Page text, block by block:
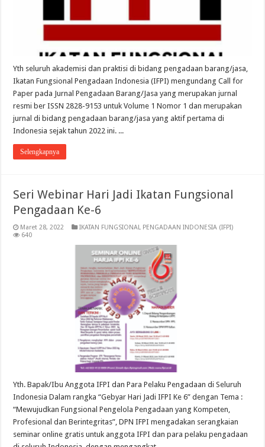
Yth seluruh akademisi dan praktisi di bidang pengadaan barang/jasa,
Ikatan Fungsional Pengadaan Indonesia (IFPI) mengundang Call for
Paper pada Jurnal Pengadaan Barang/Jasa yang merupakan jurnal
resmi ber ISSN 2828-9153 untuk Volume 1 Nomor 1 dan merupakan
jurnal di bidang pengadaan barang/jasa yang aktif pertama di
Indonesia sejak tahun 2022 ini. ...
Selengkapnya
Seri Webinar Hari Jadi Ikatan Fungsional
Pengadaan Ke-6
Maret 28, 2022
IKATAN FUNGSIONAL PENGADAAN INDONESIA (IFPI)
640
Yth. Bapak/Ibu Anggota IFPI dan Para Pelaku Pengadaan di Seluruh
Indonesia Dalam rangka “Gebyar Hari Jadi IFPI Ke 6” dengan Tema :
“Mewujudkan Fungsional Pengelola Pengadaan yang Kompeten,
Profesional dan Berintegritas”, DPN IFPI mengadakan serangkaian
seminar online gratis untuk anggota IFPI dan para pelaku pengadaan